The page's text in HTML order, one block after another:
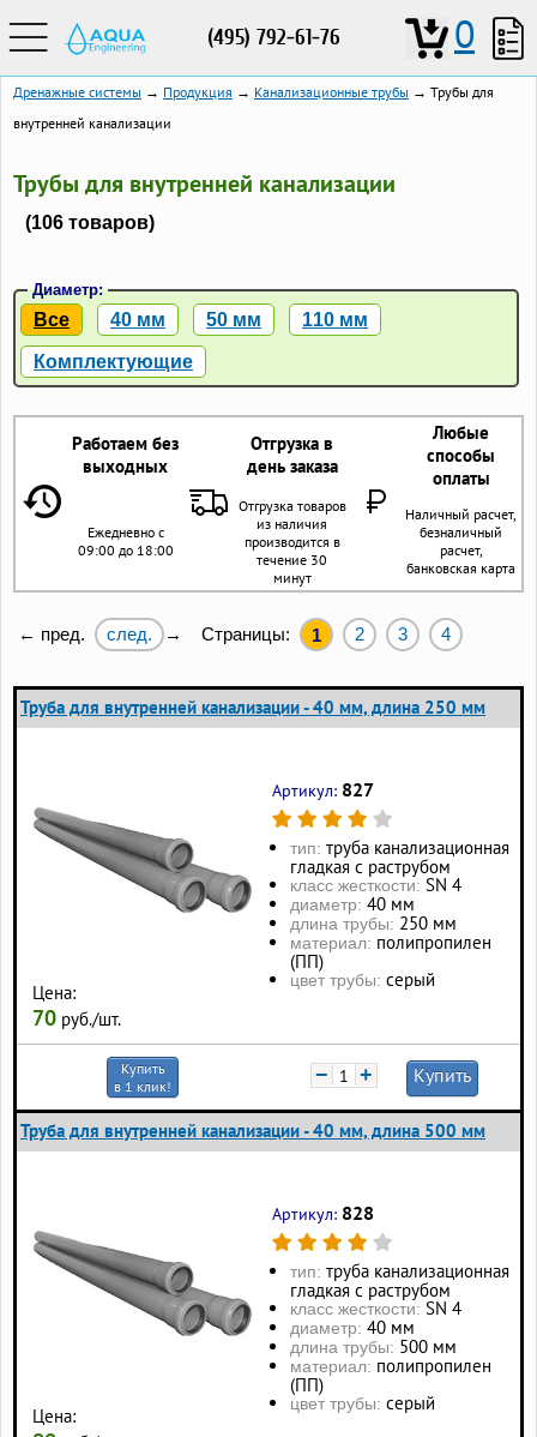
(495) 792-61-76 0
Дренажные системы → Продукция → Канализационные трубы → Трубы для
внутренней канализации
Трубы для внутренней канализации
(106 товаров)
Диаметр:
Все 40 мм 50 мм 110 мм
Комплектующие
Работаем без
выходных
Отгрузка в
день заказа
Любые
способы
оплаты
Ежедневно с
09:00 до 18:00
Отгрузка товаров
из наличия
производится в
течение 30
минут
Наличный расчет,
безналичный
расчет,
банковская карта
← пред. след. → Страницы: 1 2 3 4
Труба для внутренней канализации - 40 мм, длина 250 мм
Цена:
70 руб./шт.
Артикул: 827
тип: труба канализационная
гладкая с раструбом
класс жесткости: SN 4
диаметр: 40 мм
длина трубы: 250 мм
материал: полипропилен
(ПП)
цвет трубы: серый
Купить
в 1 клик!
− + Купить
Труба для внутренней канализации - 40 мм, длина 500 мм
Цена:
Артикул: 828
тип: труба канализационная
гладкая с раструбом
класс жесткости: SN 4
диаметр: 40 мм
длина трубы: 500 мм
материал: полипропилен
(ПП)
цвет трубы: серый